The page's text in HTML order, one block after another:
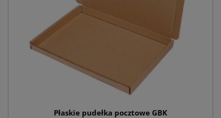
Płaskie pudełka pocztowe GBK